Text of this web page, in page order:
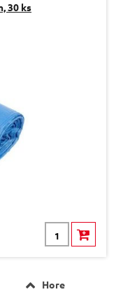
30 ks
Hore